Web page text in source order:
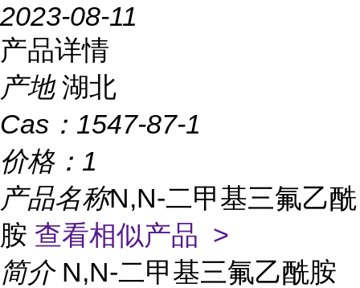
2023-08-11
产品详情
产地 湖北
Cas： 1547-87-1
价格： 1
产品名称N,N-二甲基三氟乙酰
胺 查看相似产品 >
简介 N,N-二甲基三氟乙酰胺